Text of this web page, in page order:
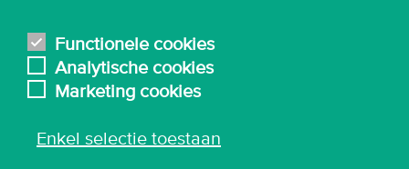
Functionele cookies
Analytische cookies
Marketing cookies
Enkel selectie toestaan
Bibliotheek
English